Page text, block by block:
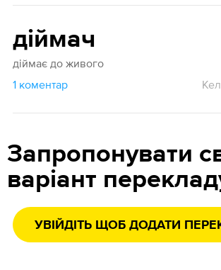
діймач
діймає до живого
1 коментар
Запропонувати
варіант
УВІЙДІТЬ ЩОБ ДОДАТИ